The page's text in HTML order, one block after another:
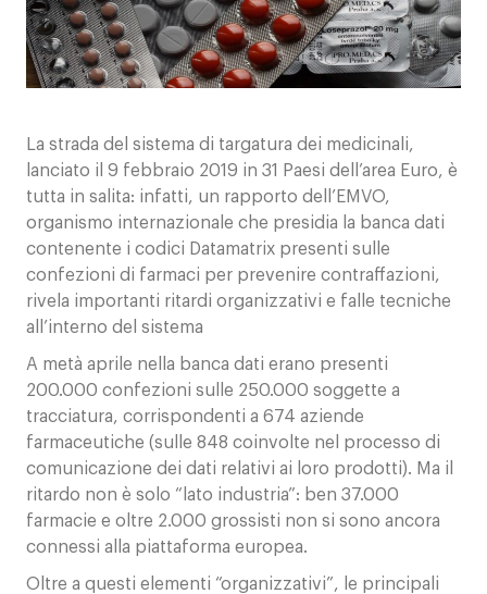
Contatti
La strada del sistema di targatura dei medicinali,
lanciato il 9 febbraio 2019 in 31 Paesi dell’area Euro, è
tutta in salita: infatti, un rapporto dell’EMVO,
organismo internazionale che presidia la banca dati
contenente i codici Datamatrix presenti sulle
confezioni di farmaci per prevenire contraffazioni,
rivela importanti ritardi organizzativi e falle tecniche
all’interno del sistema
A metà aprile nella banca dati erano presenti
200.000 confezioni sulle 250.000 soggette a
tracciatura, corrispondenti a 674 aziende
farmaceutiche (sulle 848 coinvolte nel processo di
comunicazione dei dati relativi ai loro prodotti). Ma il
ritardo non è solo “lato industria”: ben 37.000
farmacie e oltre 2.000 grossisti non si sono ancora
connessi alla piattaforma europea.
Oltre a questi elementi “organizzativi”, le principali